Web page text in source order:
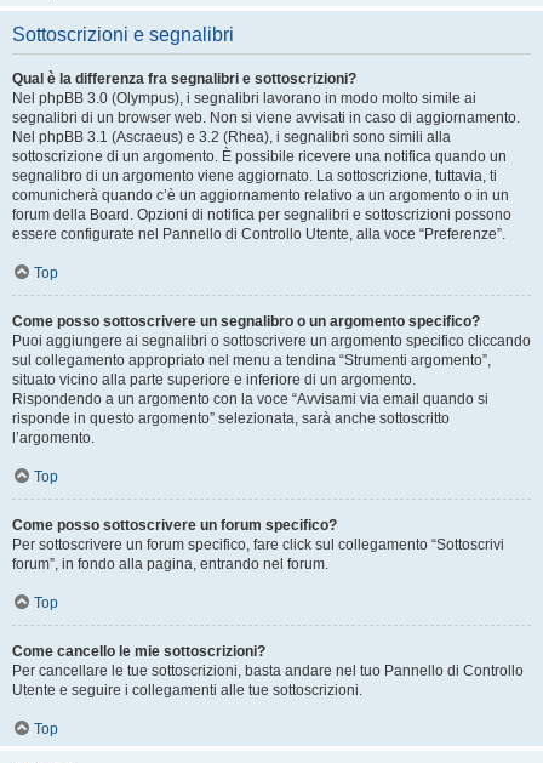
Sottoscrizioni e segnalibri
Qual è la differenza fra segnalibri e sottoscrizioni?
Nel phpBB 3.0 (Olympus), i segnalibri lavorano in modo molto simile ai
segnalibri di un browser web. Non si viene avvisati in caso di aggiornamento.
Nel phpBB 3.1 (Ascraeus) e 3.2 (Rhea), i segnalibri sono simili alla
sottoscrizione di un argomento. È possibile ricevere una notifica quando un
segnalibro di un argomento viene aggiornato. La sottoscrizione, tuttavia, ti
comunicherà quando c’è un aggiornamento relativo a un argomento o in un
forum della Board. Opzioni di notifica per segnalibri e sottoscrizioni possono
essere configurate nel Pannello di Controllo Utente, alla voce “Preferenze”.
Top
Come posso sottoscrivere un segnalibro o un argomento specifico?
Puoi aggiungere ai segnalibri o sottoscrivere un argomento specifico cliccando
sul collegamento appropriato nel menu a tendina “Strumenti argomento”,
situato vicino alla parte superiore e inferiore di un argomento.
Rispondendo a un argomento con la voce “Avvisami via email quando si
risponde in questo argomento” selezionata, sarà anche sottoscritto
l’argomento.
Top
Come posso sottoscrivere un forum specifico?
Per sottoscrivere un forum specifico, fare click sul collegamento “Sottoscrivi
forum”, in fondo alla pagina, entrando nel forum.
Top
Come cancello le mie sottoscrizioni?
Per cancellare le tue sottoscrizioni, basta andare nel tuo Pannello di Controllo
Utente e seguire i collegamenti alle tue sottoscrizioni.
Top